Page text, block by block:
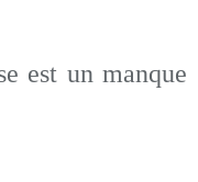
est un manque